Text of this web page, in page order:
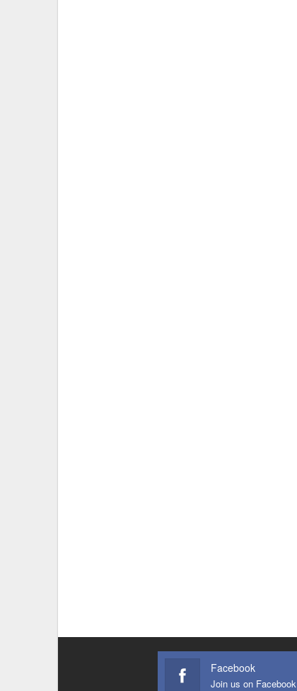
Facebook
Join us on Facebook